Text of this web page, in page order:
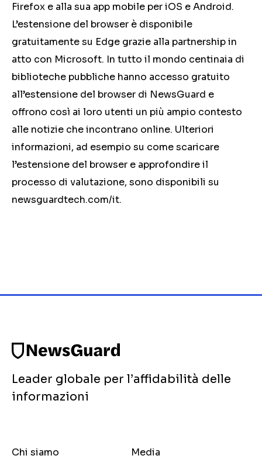
Firefox e alla sua app mobile per iOS e Android.
L’estensione del browser è disponibile
gratuitamente su Edge grazie alla partnership in
atto con Microsoft. In tutto il mondo centinaia di
biblioteche pubbliche hanno accesso gratuito
all’estensione del browser di NewsGuard e
offrono così ai loro utenti un più ampio contesto
alle notizie che incontrano online. Ulteriori
informazioni, ad esempio su come scaricare
l’estensione del browser e approfondire il
processo di valutazione, sono disponibili su
newsguardtech.com/it.
Leader globale per l’affidabilità delle
informazioni
Chi siamo
Media